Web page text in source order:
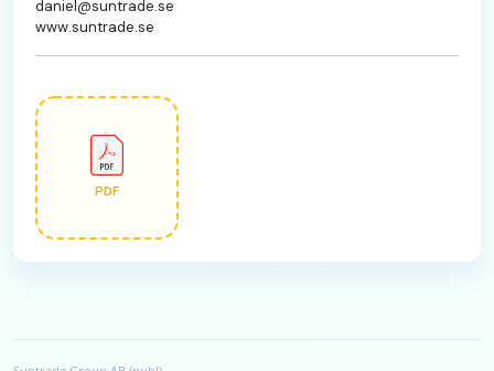
daniel@suntrade.se
www.suntrade.se
PDF